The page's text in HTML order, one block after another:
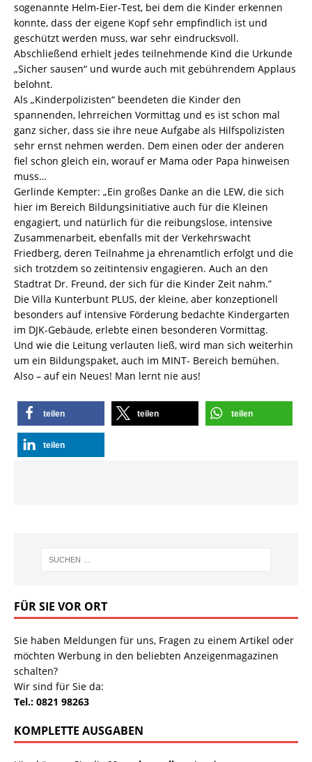
sogenannte Helm-Eier-Test, bei dem die Kinder erkennen
konnte, dass der eigene Kopf sehr empfindlich ist und
geschützt werden muss, war sehr eindrucksvoll.
Abschließend erhielt jedes teilnehmende Kind die Urkunde
„Sicher sausen“ und wurde auch mit gebührendem Applaus
belohnt.
Als „Kinderpolizisten“ beendeten die Kinder den
spannenden, lehrreichen Vormittag und es ist schon mal
ganz sicher, dass sie ihre neue Aufgabe als Hilfspolizisten
sehr ernst nehmen werden. Dem einen oder der anderen
fiel schon gleich ein, worauf er Mama oder Papa hinweisen
muss…
Gerlinde Kempter: „Ein großes Danke an die LEW, die sich
hier im Bereich Bildungsinitiative auch für die Kleinen
engagiert, und natürlich für die reibungslose, intensive
Zusammenarbeit, ebenfalls mit der Verkehrswacht
Friedberg, deren Teilnahme ja ehrenamtlich erfolgt und die
sich trotzdem so zeitintensiv engagieren. Auch an den
Stadtrat Dr. Freund, der sich für die Kinder Zeit nahm.”
Die Villa Kunterbunt PLUS, der kleine, aber konzeptionell
besonders auf intensive Förderung bedachte Kindergarten
im DJK-Gebäude, erlebte einen besonderen Vormittag.
Und wie die Leitung verlauten ließ, wird man sich weiterhin
um ein Bildungspaket, auch im MINT- Bereich bemühen.
Also – auf ein Neues! Man lernt nie aus!
teilen teilen teilen
teilen
FÜR SIE VOR ORT
Sie haben Meldungen für uns, Fragen zu einem Artikel oder
möchten Werbung in den beliebten Anzeigenmagazinen
schalten?
Wir sind für Sie da:
Tel.: 0821 98263
KOMPLETTE AUSGABEN